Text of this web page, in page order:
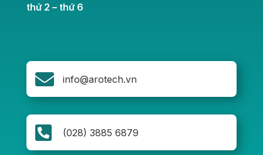
thứ 2 – thứ 6
 info@arotech.vn
 (028) 3885 6879